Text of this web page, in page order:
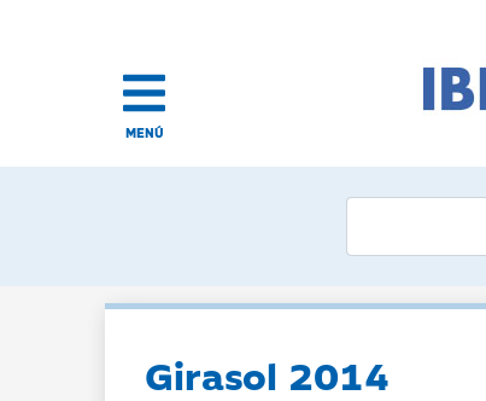
MENÚ
Girasol 2014